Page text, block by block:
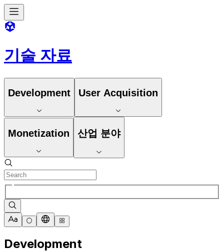
기술 자료
Development User Acquisition
Monetization 산업 분야
Development